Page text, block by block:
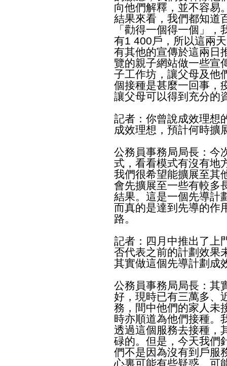
向他們解釋，並不容易
結果來看，我們都知道
「勸得一個得一個」
有1 400戶，所以這兩
有其他的宣傳於這兩日
覽的親子網站做一些宣
子工作坊，讓父母及他
個接種是甚麼一回事，
讓父母可以得到充分的
記者：你曾說成效理想
成效理想，預計何時擴
公務員事務局局長：今
式，看看模式有沒有地
我們很希望能擴展至其
會先擴展至一些有較多
結果。這是一個先導計
而真的是達到先導的作
路。
記者：四月中推出了上
否代表之前的計劃效果
其實做這個先導計劃成
公務員事務局局長：其
好，現時已有三萬多、
務，間中他們的家人未
時亦順道為他們接種。
透過這個服務去接種，
碌的。但是，今天我們
們不是因為沒有到戶服
心裏可能有些疑惑、可